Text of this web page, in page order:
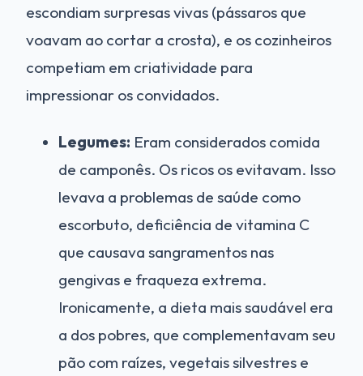
escondiam surpresas vivas (pássaros que
voavam ao cortar a crosta), e os cozinheiros
competiam em criatividade para
impressionar os convidados.
Legumes: Eram considerados comida
de camponês. Os ricos os evitavam. Isso
levava a problemas de saúde como
escorbuto, deficiência de vitamina C
que causava sangramentos nas
gengivas e fraqueza extrema.
Ironicamente, a dieta mais saudável era
a dos pobres, que complementavam seu
pão com raízes, vegetais silvestres e